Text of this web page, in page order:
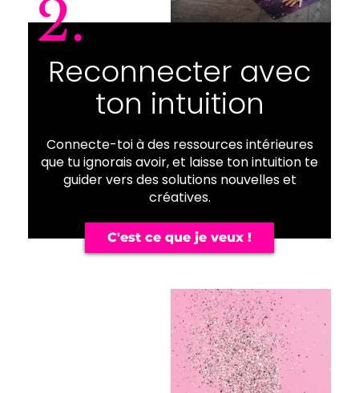
2.
Reconnecter avec
ton intuition
Connecte-toi à des ressources intérieures
que tu ignorais avoir, et laisse ton intuition te
guider vers des solutions nouvelles et
créatives.
C'est ce que je veux !